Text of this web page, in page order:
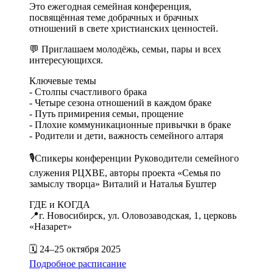
Это ежегодная семейная конференция,
посвящённая теме добрачных и брачных
отношений в свете христианских ценностей.
💬 Приглашаем молодёжь, семьи, пары и всех
интересующихся.
Ключевые темы
- Столпы счастливого брака
- Четыре сезона отношений в каждом браке
- Путь примирения семьи, прощение
- Плохие коммуникационные привычки в браке
- Родители и дети, важность семейного алтаря
🎙️Спикеры конференции Руководители семейного
служения РЦХВЕ, авторы проекта «Семья по
замыслу творца» Виталий и Наталья Буштер
ГДЕ и КОГДА
📍г. Новосибирск, ул. Оловозаводская, 1, церковь
«Назарет»
🗓️ 24–25 октября 2025
Подробное расписание